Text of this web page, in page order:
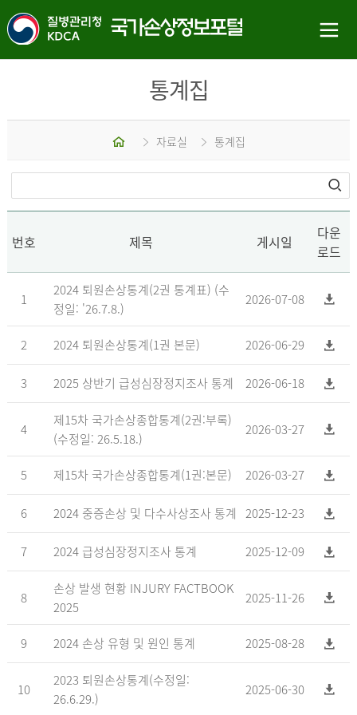
통계집
홈 자료실 통계집
번호 제목 게시일
다운
로드
1
2024 퇴원손상통계(2권 통계표) (수
정일: '26.7.8.)
2026-07-08
2 2024 퇴원손상통계(1권 본문) 2026-06-29
3 2025 상반기 급성심장정지조사 통계 2026-06-18
4
제15차 국가손상종합통계(2권:부록)
(수정일: 26.5.18.)
2026-03-27
5 제15차 국가손상종합통계(1권:본문) 2026-03-27
6 2024 중증손상 및 다수사상조사 통계 2025-12-23
7 2024 급성심장정지조사 통계 2025-12-09
8
손상 발생 현황 INJURY FACTBOOK
2025
2025-11-26
9 2024 손상 유형 및 원인 통계 2025-08-28
10
2023 퇴원손상통계(수정일:
26.6.29.)
2025-06-30